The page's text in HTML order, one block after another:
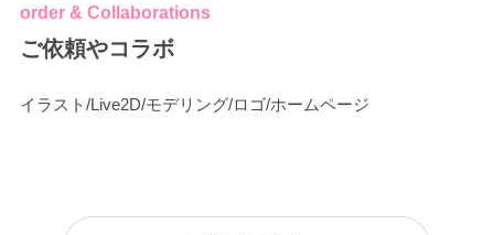
order & Collaborations
ご依頼やコラボ
イラスト/Live2D/モデリング/ロゴ/ホームページ